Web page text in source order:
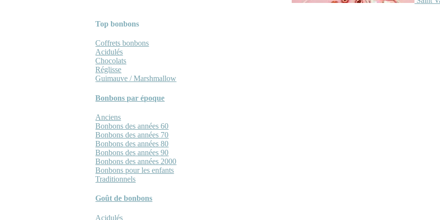
Top bonbons
Coffrets bonbons
Acidulés
Chocolats
Réglisse
Guimauve / Marshmallow
Bonbons par époque
Anciens
Bonbons des années 60
Bonbons des années 70
Bonbons des années 80
Bonbons des années 90
Bonbons des années 2000
Bonbons pour les enfants
Traditionnels
Goût de bonbons
Acidulés